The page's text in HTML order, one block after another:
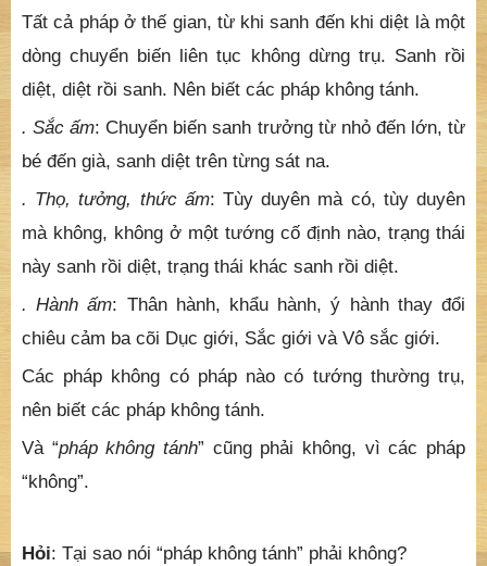
Tất cả pháp ở thế gian, từ khi sanh đến khi diệt là một
dòng chuyển biến liên tục không dừng trụ. Sanh rồi
diệt, diệt rồi sanh. Nên biết các pháp không tánh.
. Sắc ấm: Chuyển biến sanh trưởng từ nhỏ đến lớn, từ
bé đến già, sanh diệt trên từng sát na.
. Thọ, tưởng, thức ấm: Tùy duyên mà có, tùy duyên
mà không, không ở một tướng cố định nào, trạng thái
này sanh rồi diệt, trạng thái khác sanh rồi diệt.
. Hành ấm: Thân hành, khẩu hành, ý hành thay đổi
chiêu cảm ba cõi Dục giới, Sắc giới và Vô sắc giới.
Các pháp không có pháp nào có tướng thường trụ,
nên biết các pháp không tánh.
Và “pháp không tánh” cũng phải không, vì các pháp
“không”.
Hỏi: Tại sao nói “pháp không tánh” phải không?